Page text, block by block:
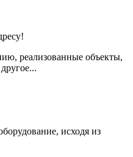
реализованные объекты,
исходя из